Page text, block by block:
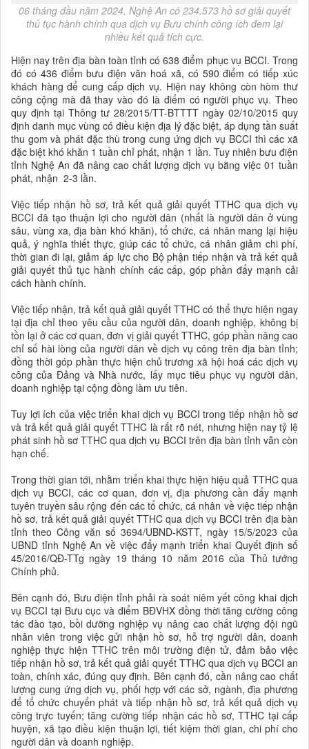
06 tháng đầu năm 2024, Nghệ An có 234.573 hồ sơ giải quyết
thủ tục hành chính qua dịch vụ Bưu chính công ích đem lại
nhiều kết quả tích cực.
Hiện nay trên địa bàn toàn tỉnh có 638 điểm phục vụ BCCI. Trong
đó có 436 điểm bưu điện văn hoá xã, có 590 điểm có tiếp xúc
khách hàng để cung cấp dịch vụ. Hiện nay không còn hòm thư
công cộng mà đã thay vào đó là điểm có người phục vụ. Theo
quy định tại Thông tư 28/2015/TT-BTTTT ngày 02/10/2015 quy
định danh mục vùng có điều kiện địa lý đặc biệt, áp dụng tần suất
thu gom và phát đặc thù trong cung ứng dịch vụ BCCI thì các xã
đặc biệt khó khăn 1 tuần chỉ phát, nhận 1 lần. Tuy nhiên bưu điện
tỉnh Nghệ An đã nâng cao chất lượng dịch vụ bằng việc 01 tuần
phát, nhận 2-3 lần.
Việc tiếp nhận hồ sơ, trả kết quả giải quyết TTHC qua dịch vụ
BCCI đã tạo thuận lợi cho người dân (nhất là người dân ở vùng
sâu, vùng xa, địa bàn khó khăn), tổ chức, cá nhân mang lại hiệu
quả, ý nghĩa thiết thực, giúp các tổ chức, cá nhân giảm chi phí,
thời gian đi lại, giảm áp lực cho Bộ phận tiếp nhận và trả kết quả
giải quyết thủ tục hành chính các cấp, góp phần đẩy mạnh cải
cách hành chính.
Việc tiếp nhận, trả kết quả giải quyết TTHC có thể thực hiện ngay
tại địa chỉ theo yêu cầu của người dân, doanh nghiệp, không bị
tồn lại ở các cơ quan, đơn vị giải quyết TTHC, góp phần nâng cao
chỉ số hài lòng của người dân về dịch vụ công trên địa bàn tỉnh;
đồng thời góp phần thực hiện chủ trương xã hội hoá các dịch vụ
công của Đảng và Nhà nước, lấy mục tiêu phục vụ người dân,
doanh nghiệp tại cộng đồng làm ưu tiên.
Tuy lợi ích của việc triển khai dịch vụ BCCI trong tiếp nhận hồ sơ
và trả kết quả giải quyết TTHC là rất rõ nét, nhưng hiện nay tỷ lệ
phát sinh hồ sơ TTHC qua dịch vụ BCCI trên địa bàn tỉnh vẫn còn
hạn chế.
Trong thời gian tới, nhằm triển khai thực hiện hiệu quả TTHC qua
dịch vụ BCCI, các cơ quan, đơn vị, địa phương cần đẩy mạnh
tuyên truyền sâu rộng đến các tổ chức, cá nhân về việc tiếp nhận
hồ sơ, trả kết quả giải quyết TTHC qua dịch vụ BCCI trên địa bàn
tỉnh theo Công văn số 3694/UBND-KSTT, ngày 15/5/2023 của
UBND tỉnh Nghệ An về việc đẩy mạnh triển khai Quyết định số
45/2016/QĐ-TTg ngày 19 tháng 10 năm 2016 của Thủ tướng
Chính phủ.
Bên cạnh đó, Bưu điện tỉnh phải rà soát niêm yết công khai dịch
vụ BCCI tại Bưu cục và điểm BĐVHX đồng thời tăng cường công
tác đào tạo, bồi dưỡng nghiệp vụ nâng cao chất lượng đội ngũ
nhân viên trong việc gửi nhận hồ sơ, hỗ trợ người dân, doanh
nghiệp thực hiện TTHC trên môi trường điện tử, đảm bảo việc
tiếp nhận hồ sơ, trả kết quả giải quyết TTHC qua dịch vụ BCCI an
toàn, chính xác, đúng quy định. Bên cạnh đó, cần nâng cao chất
lượng cung ứng dịch vụ, phối hợp với các sở, ngành, địa phương
để tổ chức chuyển phát và tiếp nhận hồ sơ, trả kết quả dịch vụ
công trực tuyến; tăng cường tiếp nhận các hồ sơ, TTHC tại cấp
huyện, xã tạo điều kiện thuận lợi, tiết kiệm thời gian, chi phí cho
người dân và doanh nghiệp.